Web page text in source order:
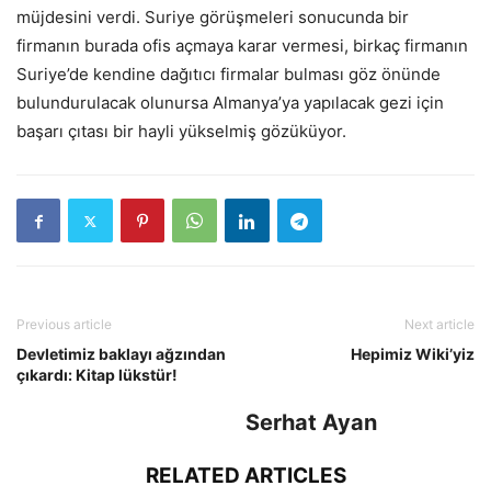
müjdesini verdi. Suriye görüşmeleri sonucunda bir
firmanın burada ofis açmaya karar vermesi, birkaç firmanın
Suriye’de kendine dağıtıcı firmalar bulması göz önünde
bulundurulacak olunursa Almanya’ya yapılacak gezi için
başarı çıtası bir hayli yükselmiş gözüküyor.
Previous article
Devletimiz baklayı ağzından
çıkardı: Kitap lükstür!
Next article
Hepimiz Wiki’yiz
Serhat Ayan
RELATED ARTICLES